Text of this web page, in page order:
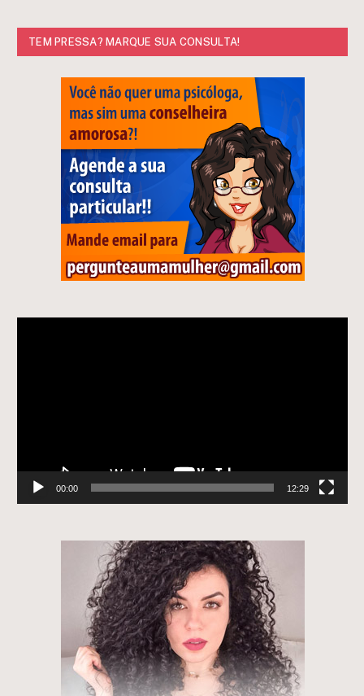
TEM PRESSA? MARQUE SUA CONSULTA!
00:00 12:29